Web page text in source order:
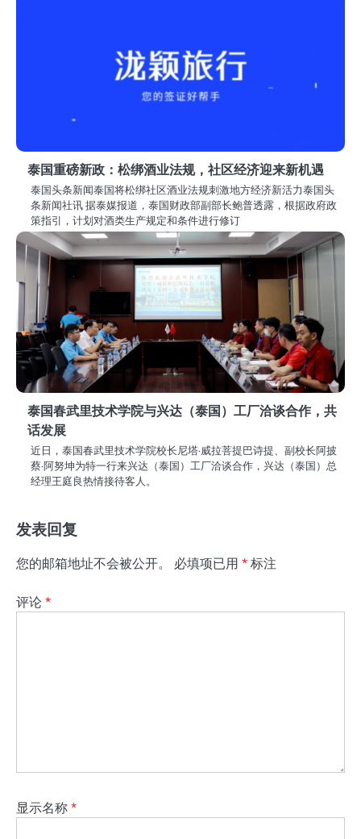
泰国重磅新政：松绑酒业法规，社区经济迎来新机遇
泰国头条新闻泰国将松绑社区酒业法规刺激地方经济新活力泰国头
条新闻社讯 据泰媒报道，泰国财政部副部长鲍普透露，根据政府政
策指引，计划对酒类生产规定和条件进行修订
泰国春武里技术学院与兴达（泰国）工厂洽谈合作，共
话发展
近日，泰国春武里技术学院校长尼塔·威拉菩提巴诗提、副校长阿披
蔡·阿努坤为特一行来兴达（泰国）工厂洽谈合作，兴达（泰国）总
经理王庭良热情接待客人。
发表回复
您的邮箱地址不会被公开。 必填项已用 * 标注
评论 *
显示名称 *